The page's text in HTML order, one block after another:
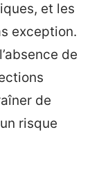
et les
exception.
de
de
risque